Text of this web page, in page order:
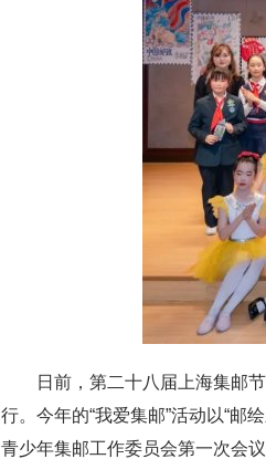
日前，第二十八届上海集邮节
行。今年的“我爱集邮”活动以“邮
青少年集邮工作委员会第一次会